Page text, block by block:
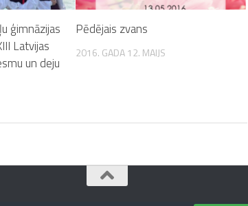
ģimnāzijas
Latvijas
un deju
Pēdējais zvans
2016. GADA 12. MAIJS